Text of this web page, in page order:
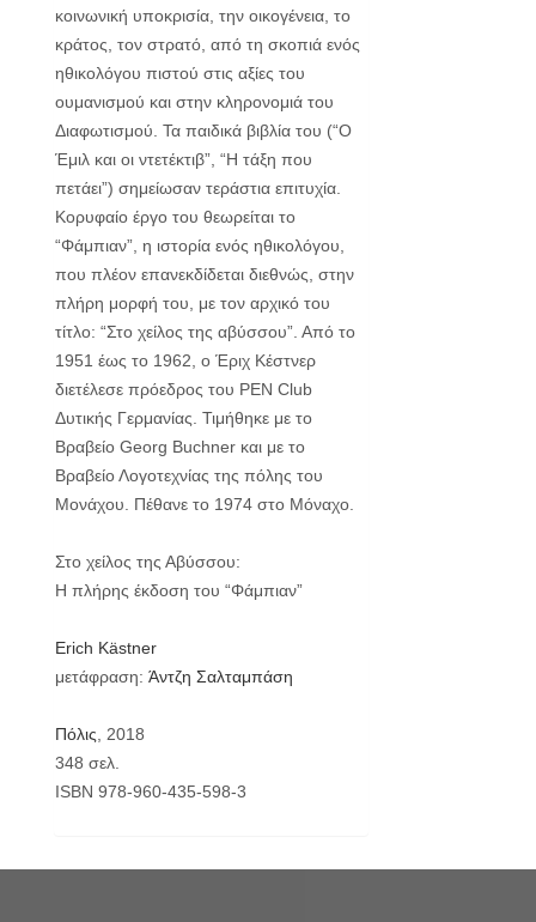
κοινωνική υποκρισία, την οικογένεια, το
κράτος, τον στρατό, από τη σκοπιά ενός
ηθικολόγου πιστού στις αξίες του
ουμανισμού και στην κληρονομιά του
Διαφωτισμού. Τα παιδικά βιβλία του (“Ο
Έμιλ και οι ντετέκτιβ”, “Η τάξη που
πετάει”) σημείωσαν τεράστια επιτυχία.
Κορυφαίο έργο του θεωρείται το
“Φάμπιαν”, η ιστορία ενός ηθικολόγου,
που πλέον επανεκδίδεται διεθνώς, στην
πλήρη μορφή του, με τον αρχικό του
τίτλο: “Στο χείλος της αβύσσου”. Από το
1951 έως το 1962, ο Έριχ Κέστνερ
διετέλεσε πρόεδρος του PEN Club
Δυτικής Γερμανίας. Τιμήθηκε με το
Βραβείο Georg Buchner και με το
Βραβείο Λογοτεχνίας της πόλης του
Μονάχου. Πέθανε το 1974 στο Μόναχο.
Στο χείλος της Αβύσσου:
Η πλήρης έκδοση του “Φάμπιαν”
Erich Kästner
μετάφραση: Άντζη Σαλταμπάση
Πόλις , 2018
348 σελ.
ISBN 978-960-435-598-3